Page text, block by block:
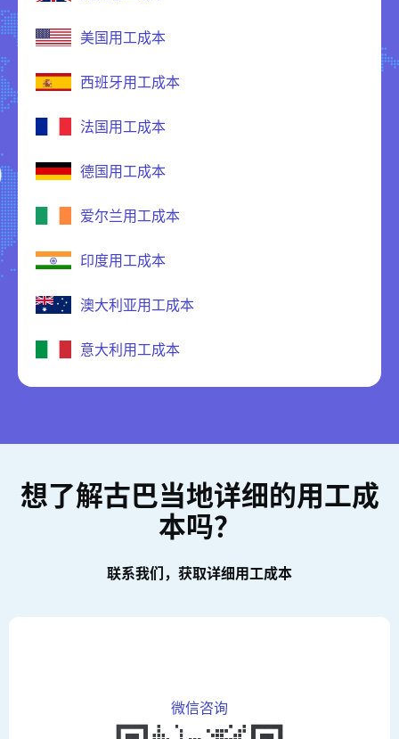
美国用工成本
西班牙用工成本
法国用工成本
德国用工成本
爱尔兰用工成本
印度用工成本
澳大利亚用工成本
意大利用工成本
想了解古巴当地详细的用工成
本吗？
联系我们，获取详细用工成本
微信咨询